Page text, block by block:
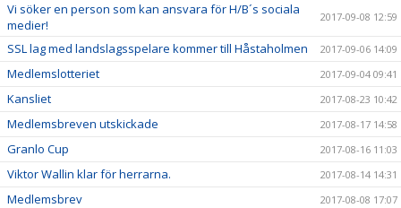
Vi söker en person som kan ansvara för H/B´s sociala
medier!
2017-09-08 12:59
SSL lag med landslagsspelare kommer till Håstaholmen 2017-09-06 14:09
Medlemslotteriet 2017-09-04 09:41
Kansliet 2017-08-23 10:42
Medlemsbreven utskickade 2017-08-17 14:58
Granlo Cup 2017-08-16 11:03
Viktor Wallin klar för herrarna. 2017-08-14 14:31
Medlemsbrev 2017-08-08 17:07